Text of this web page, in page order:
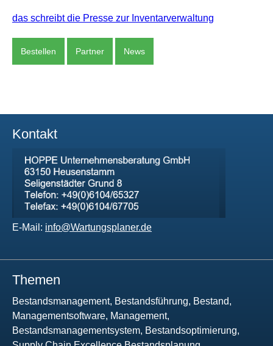
das schreibt die Presse zur Inventarverwaltung
Bestellen Partner News
Kontakt
E-Mail: info@Wartungsplaner.de
Themen
Bestandsmanagement, Bestandsführung, Bestand,
Managementsoftware, Management,
Bestandsmanagementsystem, Bestandsoptimierung,